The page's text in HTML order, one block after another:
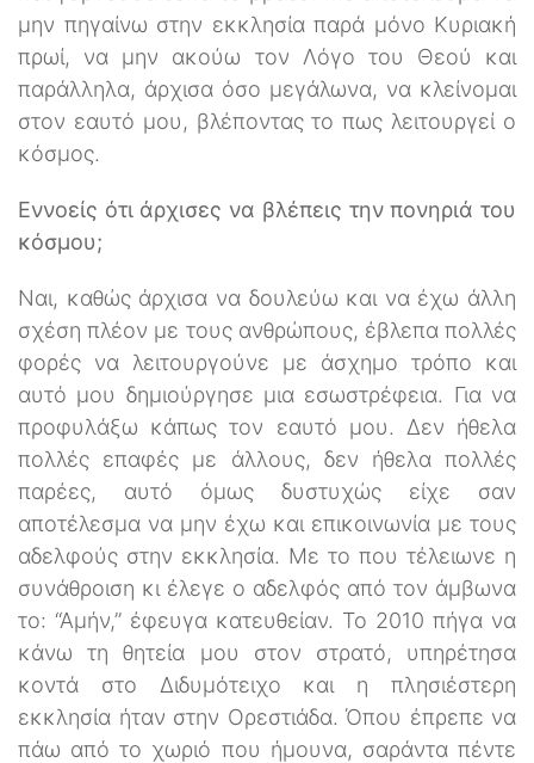
μην πηγαίνω στην εκκλησία παρά μόνο Κυριακή
πρωί, να μην ακούω τον Λόγο του Θεού και
παράλληλα, άρχισα όσο μεγάλωνα, να κλείνομαι
στον εαυτό μου, βλέποντας το πως λειτουργεί ο
κόσμος.
Εννοείς ότι άρχισες να βλέπεις την πονηριά του
κόσμου;
Ναι, καθώς άρχισα να δουλεύω και να έχω άλλη
σχέση πλέον με τους ανθρώπους, έβλεπα πολλές
φορές να λειτουργούνε με άσχημο τρόπο και
αυτό μου δημιούργησε μια εσωστρέφεια. Για να
προφυλάξω κάπως τον εαυτό μου. Δεν ήθελα
πολλές επαφές με άλλους, δεν ήθελα πολλές
παρέες, αυτό όμως δυστυχώς είχε σαν
αποτέλεσμα να μην έχω και επικοινωνία με τους
αδελφούς στην εκκλησία. Με το που τέλειωνε η
συνάθροιση κι έλεγε ο αδελφός από τον άμβωνα
το: “Αμήν,” έφευγα κατευθείαν. Το 2010 πήγα να
κάνω τη θητεία μου στον στρατό, υπηρέτησα
κοντά στο Διδυμότειχο και η πλησιέστερη
εκκλησία ήταν στην Ορεστιάδα. Όπου έπρεπε να
πάω από το χωριό που ήμουνα, σαράντα πέντε